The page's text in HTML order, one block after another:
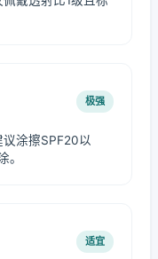
极强
涂擦SPF20以
。
适宜